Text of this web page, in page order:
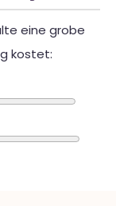
eine grobe
kostet: